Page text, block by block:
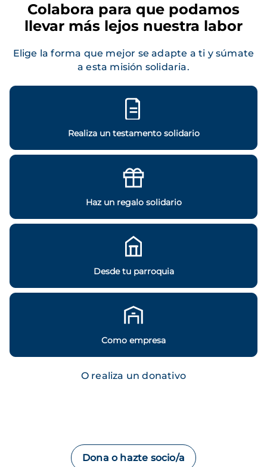
Colabora para que podamos
llevar más lejos nuestra labor
Elige la forma que mejor se adapte a ti y súmate
a esta misión solidaria.
Realiza un testamento solidario
Haz un regalo solidario
Desde tu parroquia
Como empresa
O realiza un donativo
Dona o hazte socio/a